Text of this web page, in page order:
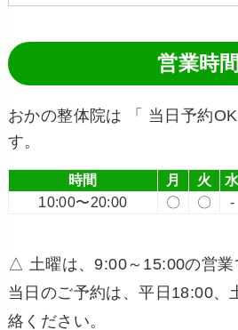
営業時間
おかの整体院は 「 当日予約
す。
時間 月 火 水
10:00〜20:00
〇 〇 -
△ 土曜は、9:00～15:00の営業
当日のご予約は、平日18:00、
絡ください。